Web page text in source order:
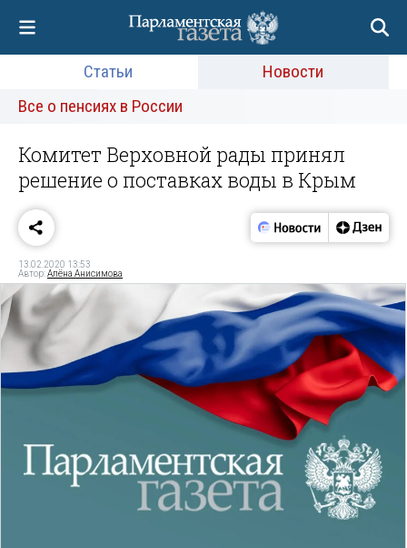
Статьи
Новости
Все о пенсиях в России
Комитет Верховной рады принял
решение о поставках воды в Крым
13.02.2020 13:53
Автор:Алёна Анисимова